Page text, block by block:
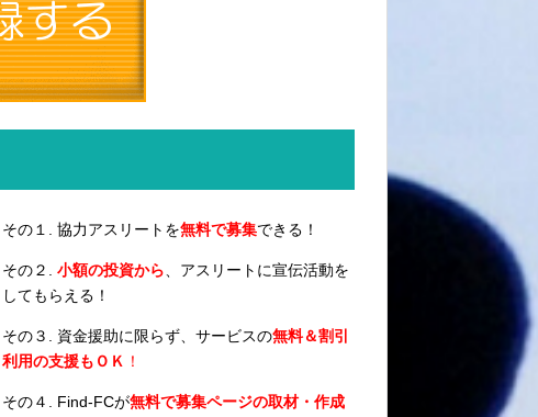
その１. 協力アスリートを無料で募集できる！
その２. 小額の投資から 、アスリートに宣伝活動を
してもらえる！
その３. 資金援助に限らず、サービスの無料＆割引
利用の支援もＯＫ ！
その４. Find-FCが無料で募集ページの取材・作成